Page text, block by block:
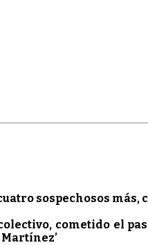
sospechosos
cometido el